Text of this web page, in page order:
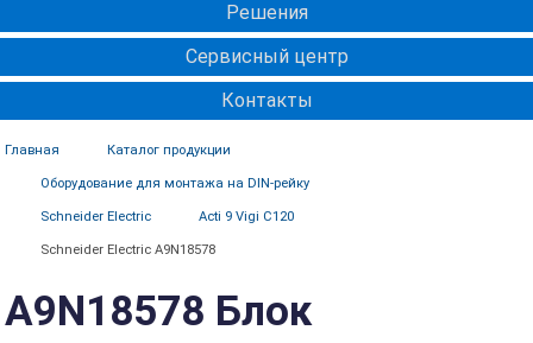
Решения
Сервисный центр
Контакты
Главная Каталог продукции
Оборудование для монтажа на DIN-рейку
Schneider Electric Acti 9 Vigi C120
Schneider Electric A9N18578
A9N18578 Блок